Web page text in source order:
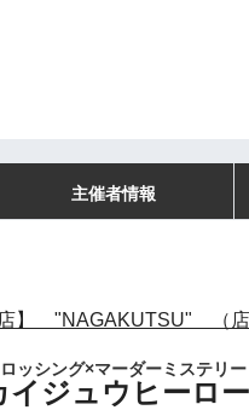
主催者情報
店】 "NAGAKUTSU" （店
ッシング×マーダーミステリー
イジュウヒーロー